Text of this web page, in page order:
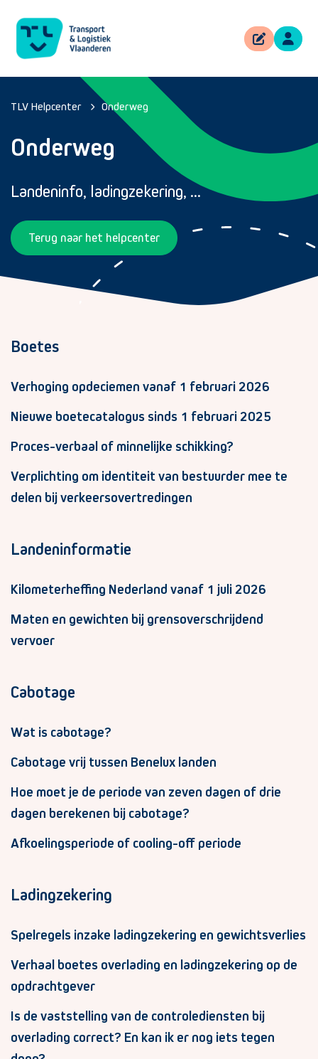
TLV Helpcenter Onderweg
Onderweg
Landeninfo, ladingzekering, ...
Terug naar het helpcenter
Boetes
Verhoging opdeciemen vanaf 1 februari 2026
Nieuwe boetecatalogus sinds 1 februari 2025
Proces-verbaal of minnelijke schikking?
Verplichting om identiteit van bestuurder mee te
delen bij verkeersovertredingen
Landeninformatie
Kilometerheffing Nederland vanaf 1 juli 2026
Maten en gewichten bij grensoverschrijdend
vervoer
Cabotage
Wat is cabotage?
Cabotage vrij tussen Benelux landen
Hoe moet je de periode van zeven dagen of drie
dagen berekenen bij cabotage?
Afkoelingsperiode of cooling-off periode
Ladingzekering
Spelregels inzake ladingzekering en gewichtsverlies
Verhaal boetes overlading en ladingzekering op de
opdrachtgever
Is de vaststelling van de controlediensten bij
overlading correct? En kan ik er nog iets tegen